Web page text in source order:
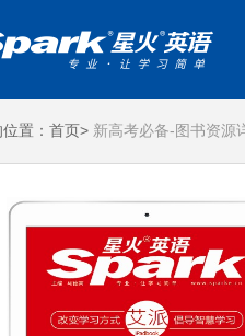
置： 首页> 新高考必备-图书资源